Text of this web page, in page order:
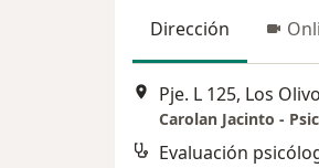
Dirección
Pje. L 125, Los
Carolan Jacinto -